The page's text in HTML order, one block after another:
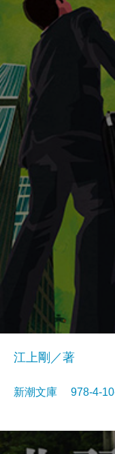
江上剛／著
新潮文庫 978-4-